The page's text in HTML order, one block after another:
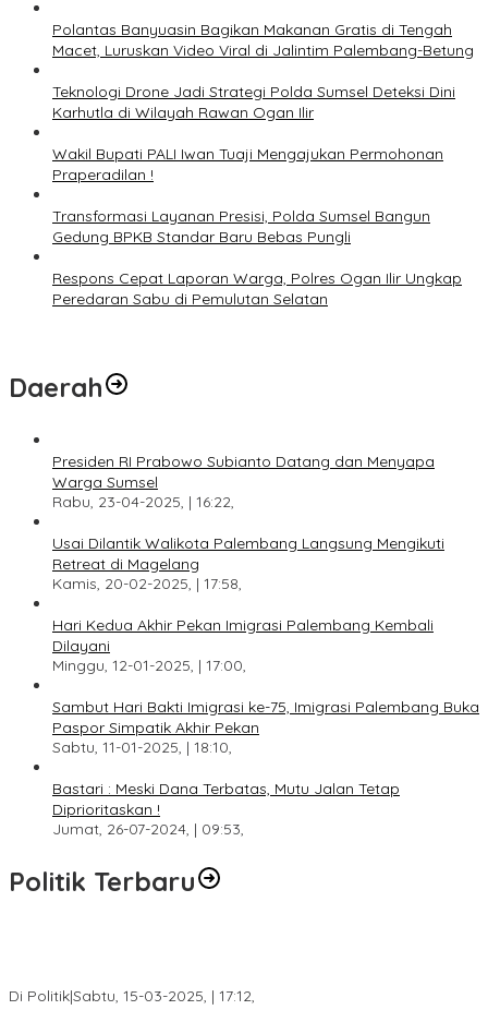
Polantas Banyuasin Bagikan Makanan Gratis di Tengah
Macet, Luruskan Video Viral di Jalintim Palembang-Betung
Teknologi Drone Jadi Strategi Polda Sumsel Deteksi Dini
Karhutla di Wilayah Rawan Ogan Ilir
Wakil Bupati PALI Iwan Tuaji Mengajukan Permohonan
Praperadilan !
Transformasi Layanan Presisi, Polda Sumsel Bangun
Gedung BPKB Standar Baru Bebas Pungli
Respons Cepat Laporan Warga, Polres Ogan Ilir Ungkap
Peredaran Sabu di Pemulutan Selatan
Daerah
Presiden RI Prabowo Subianto Datang dan Menyapa
Warga Sumsel
Rabu, 23-04-2025, | 16:22,
Usai Dilantik Walikota Palembang Langsung Mengikuti
Retreat di Magelang
Kamis, 20-02-2025, | 17:58,
Hari Kedua Akhir Pekan Imigrasi Palembang Kembali
Dilayani
Minggu, 12-01-2025, | 17:00,
Sambut Hari Bakti Imigrasi ke-75, Imigrasi Palembang Buka
Paspor Simpatik Akhir Pekan
Sabtu, 11-01-2025, | 18:10,
Bastari : Meski Dana Terbatas, Mutu Jalan Tetap
Diprioritaskan !
Jumat, 26-07-2024, | 09:53,
Politik Terbaru
Di Politik|Sabtu, 15-03-2025, | 17:12,